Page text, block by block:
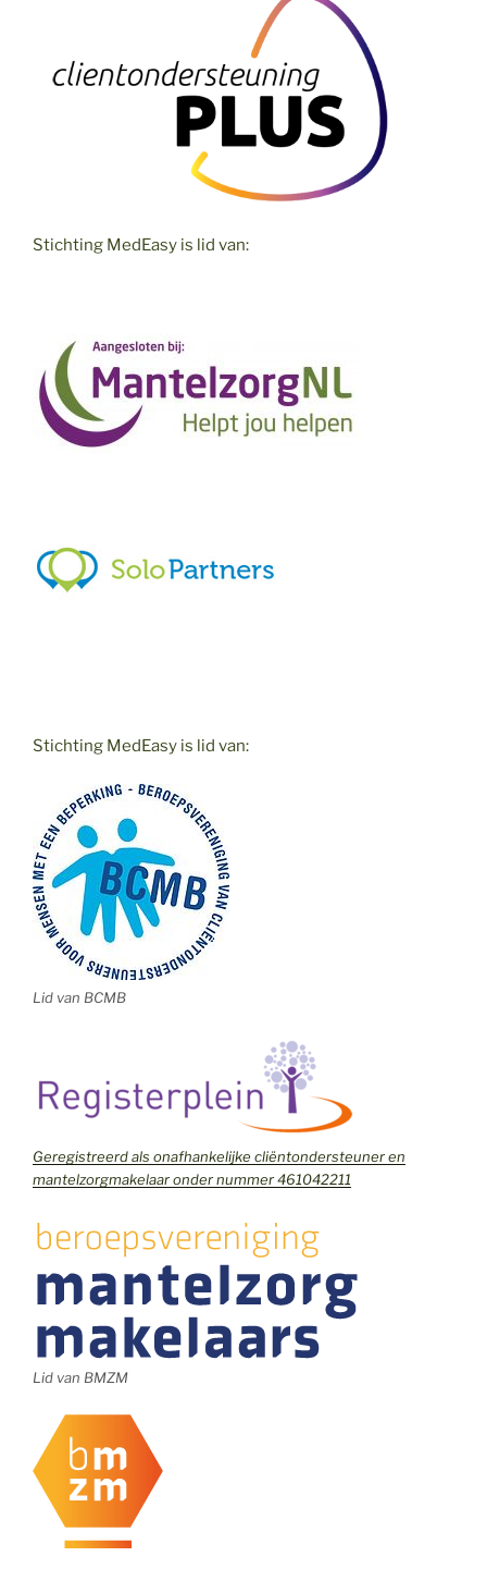
Stichting MedEasy is lid van:
Stichting MedEasy is lid van:
Lid van BCMB
Geregistreerd als onafhankelijke cliëntondersteuner en
mantelzorgmakelaar onder nummer 461042211
Lid van BMZM